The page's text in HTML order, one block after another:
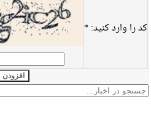
کد را وارد کنید:*
افزودن